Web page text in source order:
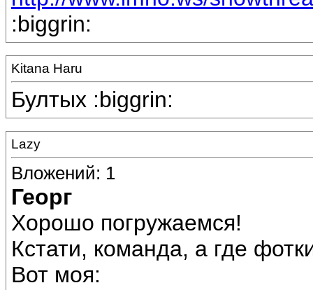
:biggrin:
Kitana Haru
Бултых :biggrin:
Lazy
Вложений: 1
Георг
Хорошо погружаемся!
Кстати, команда, а где
Вот моя: